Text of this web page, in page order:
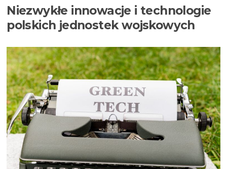
Niezwykłe innowacje i technologie
polskich jednostek wojskowych